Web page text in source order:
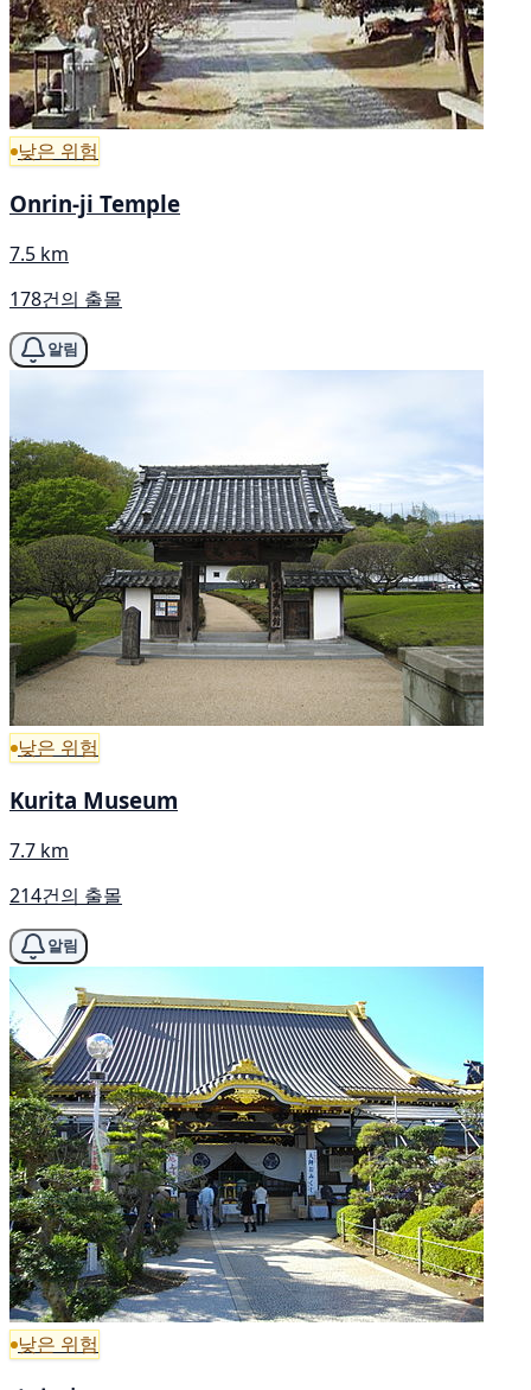
낮은 위험
Onrin-ji Temple
7.5 km
178건의 출몰
알림
낮은 위험
Kurita Museum
7.7 km
214건의 출몰
알림
낮은 위험